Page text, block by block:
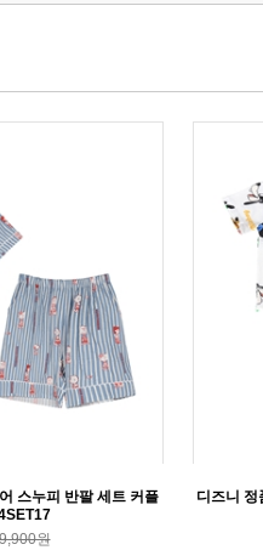
스누피 반팔 세트 커플
원
디즈니 정